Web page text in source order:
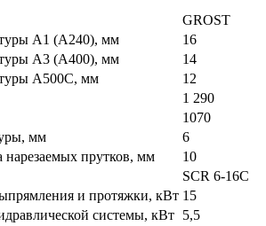
GROST
A1 (A240), мм
16
A3 (A400), мм
14
A500C, мм
12
1 290
1070
мм
6
прутков, мм
10
SCR 6-16C
и протяжки, кВт 15
системы, кВт 5,5